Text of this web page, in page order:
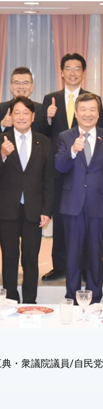
approach
Taiwan Assurance
US exchanges
・衆議院議員/自民